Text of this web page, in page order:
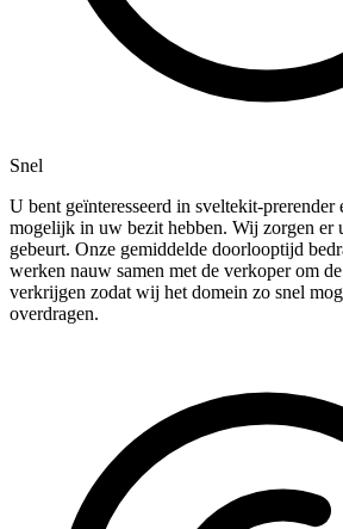
Snel
U bent geïnteresseerd in sveltekit-
mogelijk in uw bezit hebben. Wij zorgen er
gebeurt. Onze gemiddelde doorlooptijd
werken nauw samen met de verkoper om
verkrijgen zodat wij het domein zo snel
overdragen.